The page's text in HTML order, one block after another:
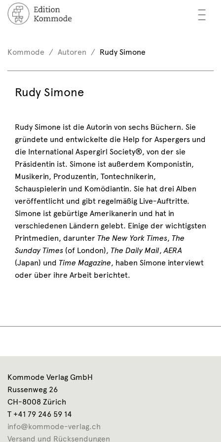
—
—
—
/ Registrieren
Kommode Autoren Rudy Simone
Rudy Simone
Rudy Simone ist die Autorin von sechs Büchern. Sie
gründete und entwickelte die Help for Aspergers und
die International Aspergirl Society®, von der sie
Präsidentin ist. Simone ist außerdem Komponistin,
Musikerin, Produzentin, Tontechnikerin,
Schauspielerin und Komödiantin. Sie hat drei Alben
veröffentlicht und gibt regelmäßig Live-Auftritte.
Simone ist gebürtige Amerikanerin und hat in
verschiedenen Ländern gelebt. Einige der wichtigsten
Printmedien, darunter The New York Times, The
Sunday Times (of London), The Daily Mail,AERA
(Japan) und Time Magazine, haben Simone interviewt
oder über ihre Arbeit berichtet.
Kommode Verlag GmbH
Russenweg 26
CH-8008 Zürich
T +41 79 246 59 14
info@kommode-verlag.ch
Versand und Rücksendungen